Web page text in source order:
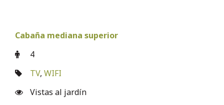
Cabaña mediana superior
4
TV, WIFI
Vistas al jardín